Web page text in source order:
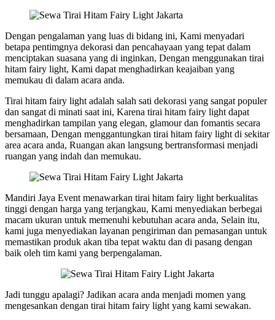
Dengan pengalaman yang luas di bidang ini, Kami menyadari
betapa pentimgnya dekorasi dan pencahayaan yang tepat dalam
menciptakan suasana yang di inginkan, Dengan menggunakan tirai
hitam fairy light, Kami dapat menghadirkan keajaiban yang
memukau di dalam acara anda.
Tirai hitam fairy light adalah salah sati dekorasi yang sangat populer
dan sangat di minati saat ini, Karena tirai hitam fairy light dapat
menghadirkan tampilan yang elegan, glamour dan fomantis secara
bersamaan, Dengan menggantungkan tirai hitam fairy light di sekitar
area acara anda, Ruangan akan langsung bertransformasi menjadi
ruangan yang indah dan memukau.
Mandiri Jaya Event menawarkan tirai hitam fairy light berkualitas
tinggi dengan harga yang terjangkau, Kami menyediakan berbegai
macam ukuran untuk memenuhi kebutuhan acara anda, Selain itu,
kami juga menyediakan layanan pengiriman dan pemasangan untuk
memastikan produk akan tiba tepat waktu dan di pasang dengan
baik oleh tim kami yang berpengalaman.
Jadi tunggu apalagi? Jadikan acara anda menjadi momen yang
mengesankan dengan tirai hitam fairy light yang kami sewakan.